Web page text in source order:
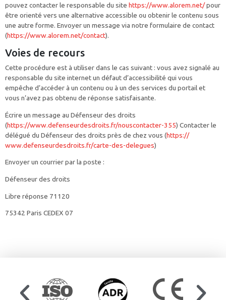
pouvez contacter le responsable du site https://www.alorem.net/pour
être orienté vers une alternative accessible ou obtenir le contenu sous
une autre forme. Envoyer un message via notre formulaire de contact
(https://www.alorem.net/contact).
Voies de recours
Cette procédure est à utiliser dans le cas suivant : vous avez signalé au
responsable du site internet un défaut d’accessibilité qui vous
empêche d’accéder à un contenu ou à un des services du portail et
vous n’avez pas obtenu de réponse satisfaisante.
Écrire un message au Défenseur des droits
(https://www.defenseurdesdroits.fr/nouscontacter-355) Contacter le
délégué du Défenseur des droits près de chez vous (https://
www.defenseurdesdroits.fr/carte-des-delegues)
Envoyer un courrier par la poste :
Défenseur des droits
Libre réponse 71120
75342 Paris CEDEX 07